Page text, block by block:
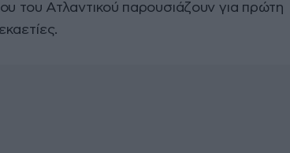
του Ατλαντικού παρουσιάζουν για πρώτη